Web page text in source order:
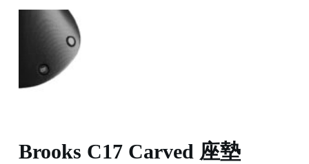
Brooks C17 Carved 座墊